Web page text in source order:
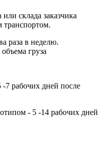
склада заказчика
транспортом.
раза в неделю.
груза
7 рабочих дней после
- 5 -14 рабочих дней